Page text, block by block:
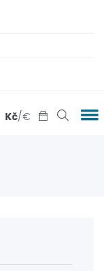
Kč/€